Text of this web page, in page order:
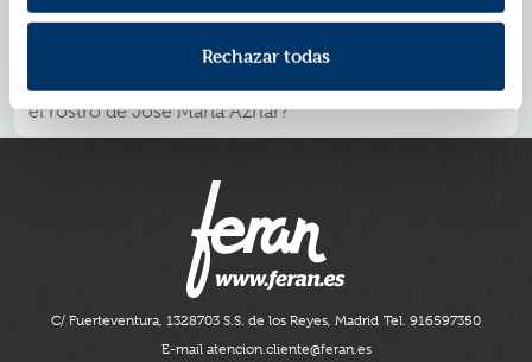
Rechazar todas
caso de extorsión sexual, Samy inicia un viaje a los
infiernos en el que se topará con guerrilleros ultras,
policías racistas de todos los colores o un actor porno
que aparece en las películas oculto tras una careta con
el rostro de José María Aznar?
C/ Fuerteventura, 1328703 S.S. de los Reyes, Madrid Tel. 916597350
E-mail atencion.cliente@feran.es